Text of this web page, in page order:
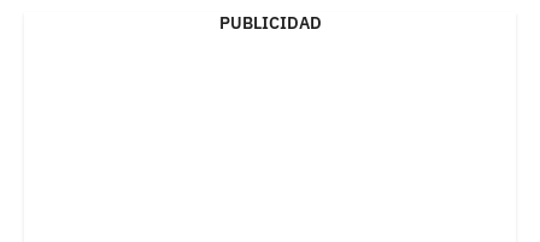
PUBLICIDAD